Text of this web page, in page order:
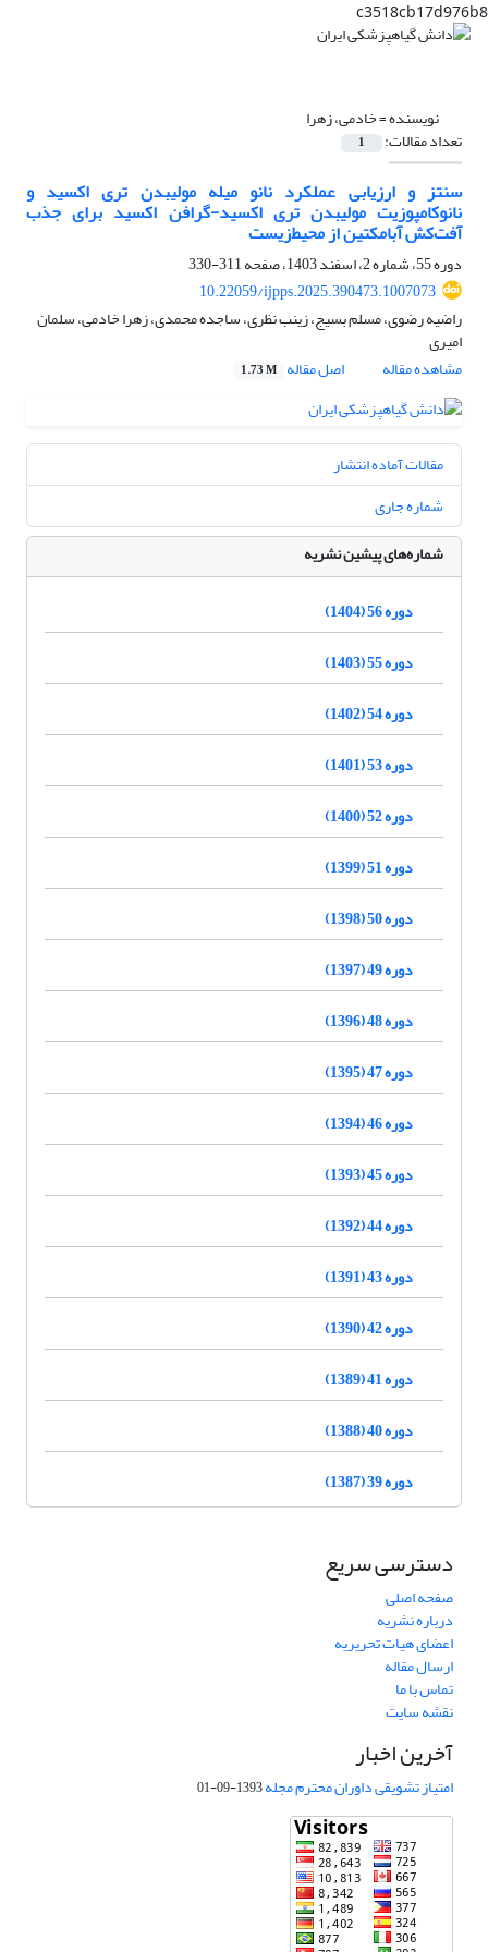
c3518cb17d976b8
نویسنده =خادمی، زهرا
تعداد مقالات: 1
سنتز و ارزیابی عملکرد نانو میله مولیبدن تری اکسید و
نانوکامپوزیت مولیبدن تری اکسید-گرافن اکسید برای جذب
آفت‌کش آبامکتین از محیط‌زیست
دوره 55، شماره 2، اسفند 1403، صفحه
311-330
10.22059/ijpps.2025.390473.1007073
راضیه رضوی، مسلم بسیج، زینب نظری، ساجده محمدی، زهرا خادمی، سلمان
امیری
مشاهده مقاله
اصل مقاله 1.73 M
مقالات آماده انتشار
شماره جاری
شماره‌های پیشین نشریه
دوره 56 (1404)
دوره 55 (1403)
دوره 54 (1402)
دوره 53 (1401)
دوره 52 (1400)
دوره 51 (1399)
دوره 50 (1398)
دوره 49 (1397)
دوره 48 (1396)
دوره 47 (1395)
دوره 46 (1394)
دوره 45 (1393)
دوره 44 (1392)
دوره 43 (1391)
دوره 42 (1390)
دوره 41 (1389)
دوره 40 (1388)
دوره 39 (1387)
دسترسی سریع
صفحه اصلی
درباره نشریه
اعضای هیات تحریریه
ارسال مقاله
تماس با ما
نقشه سایت
آخرین اخبار
امتیاز تشویقی داوران محترم مجله1393-09-01